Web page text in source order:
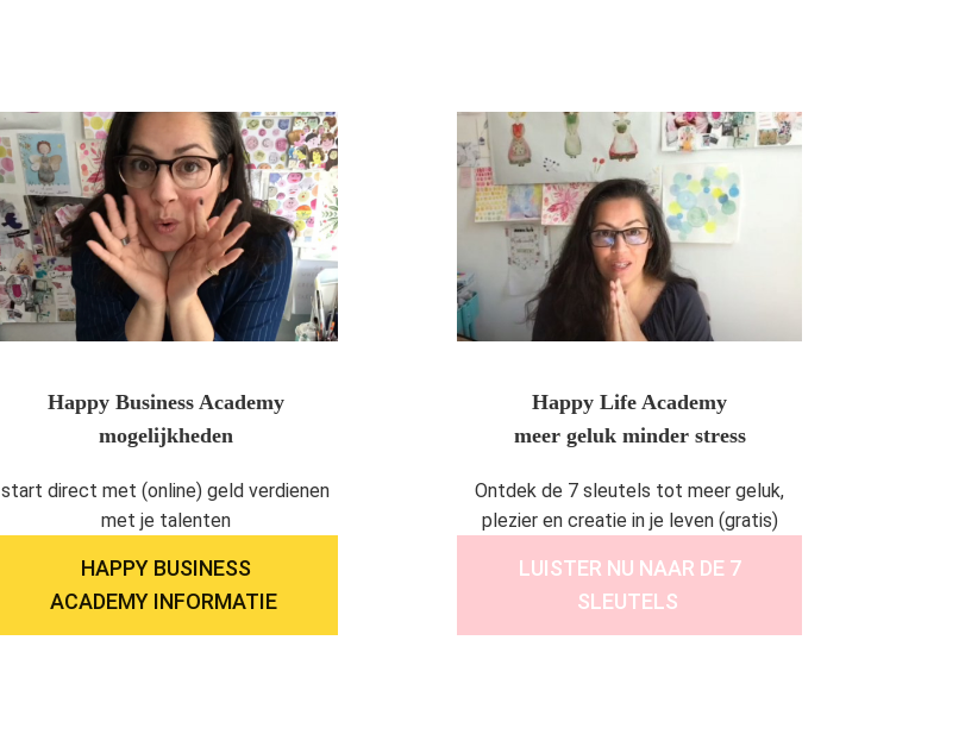
Happy Business Academy
mogelijkheden
start direct met (online) geld verdienen
met je talenten
HAPPY BUSINESS
ACADEMY INFORMATIE
Happy Life Academy
meer geluk minder stress
Ontdek de 7 sleutels tot meer geluk,
plezier en creatie in je leven (gratis)
LUISTER NU NAAR DE 7
SLEUTELS